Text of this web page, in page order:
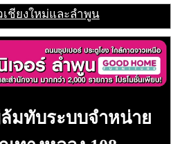
เชียงใหม่และลำพูน
มทับระบบจำหน่าย